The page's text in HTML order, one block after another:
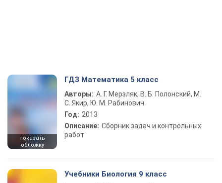
показать
обложку
ГДЗ Математика 5 класс
Авторы: А. Г. Мерзляк, В. Б. Полонский, М.
С. Якир, Ю. М. Рабинович
Год: 2013
Описание: Сборник задач и контрольных
работ
Учебники Биология 9 класс